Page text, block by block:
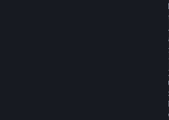
Για κάποιο περιεχόμενο και υπηρεσίες, το
περιοδική (π.χ. μηνιαία, ετήσια)
επαναλαμβανόμενη βάση. Αν μια
χρησιμοποιηθεί κατά τη διάρκεια του
μπορείτε να αιτηθείτε μια επιστροφή
την αρχική αγορά ή εντός 48 ωρών από
ανανέωση. Το περιεχομένο θεωρείται πως
έχουν παιχτεί οποιαδήποτε παιχνίδια
διάρκεια του τρέχοντος κύκλου χρέωσης
καταναλωθούν, τροποποιηθούν ή
ή εκπτώσεις που περιλαμβάνονται με τη